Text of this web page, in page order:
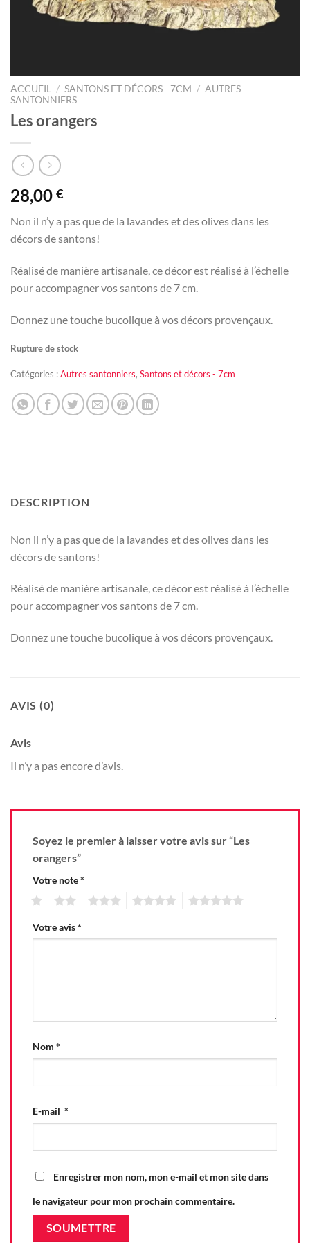
ACCUEIL / SANTONS ET DÉCORS - 7CM / AUTRES
SANTONNIERS
Les orangers
28,00 €
Non il n’y a pas que de la lavandes et des olives dans les
décors de santons!
Réalisé de manière artisanale, ce décor est réalisé à l’échelle
pour accompagner vos santons de 7 cm.
Donnez une touche bucolique à vos décors provençaux.
Rupture de stock
Catégories :Autres santonniers, Santons et décors - 7cm
DESCRIPTION
Non il n’y a pas que de la lavandes et des olives dans les
décors de santons!
Réalisé de manière artisanale, ce décor est réalisé à l’échelle
pour accompagner vos santons de 7 cm.
Donnez une touche bucolique à vos décors provençaux.
AVIS (0)
Avis
Il n’y a pas encore d’avis.
Soyez le premier à laisser votre avis sur “Les
orangers”
Votre note*
Votre avis*
Nom *
E-mail *
Enregistrer mon nom, mon e-mail et mon site dans
le navigateur pour mon prochain commentaire.